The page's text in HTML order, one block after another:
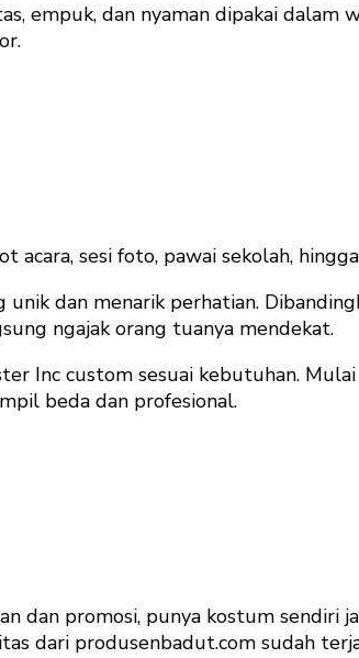
empuk, dan nyaman dipakai dalam
sesi foto, pawai sekolah,
dan menarik perhatian.
ngajak orang tuanya mendekat.
Inc custom sesuai kebutuhan.
beda dan profesional.
dan promosi, punya kostum sendiri
dari produsenbadut.com sudah